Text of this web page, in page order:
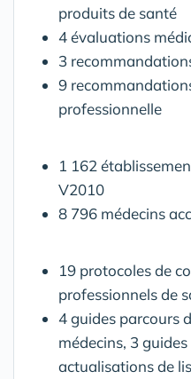
produits de santé
4 évaluations
3
9
professionnelle
1 162
V2010
8 796 médecins
19 protocoles de
professionnels de
4 guides parcours
médecins, 3
actualisations de